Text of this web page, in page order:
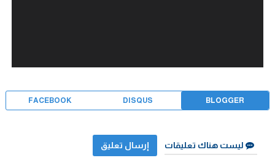
BLOGGER
DISQUS
FACEBOOK
ليست هناك تعليقات إرسال تعليق